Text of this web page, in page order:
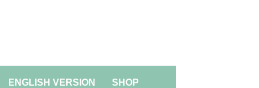
ENGLISH VERSION SHOP